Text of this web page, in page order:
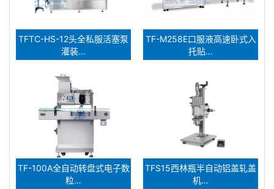
TFTC-HS-12头全私服活塞泵
灌装…
TF-M258E口服液高速卧式入
托贴…
TF-100A全自动转盘式电子数
粒…
TFS15西林瓶半自动铝盖轧盖
机…